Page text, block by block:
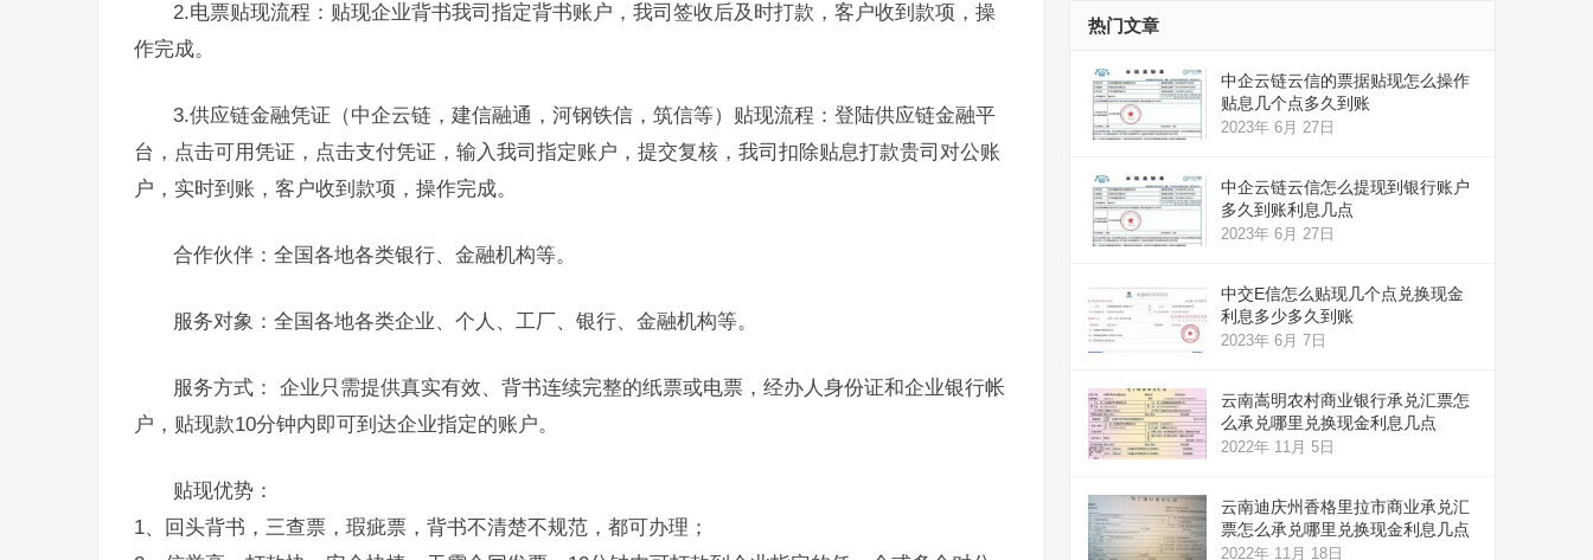
2.电票贴现流程：贴现企业背书我司指定背书账户，我司签收后及时打款，客户收到款项，操
作完成。
3.供应链金融凭证（中企云链，建信融通，河钢铁信，筑信等）贴现流程：登陆供应链金融平
台，点击可用凭证，点击支付凭证，输入我司指定账户，提交复核，我司扣除贴息打款贵司对公账
户，实时到账，客户收到款项，操作完成。
合作伙伴：全国各地各类银行、金融机构等。
服务对象：全国各地各类企业、个人、工厂、银行、金融机构等。
服务方式： 企业只需提供真实有效、背书连续完整的纸票或电票，经办人身份证和企业银行帐
户，贴现款10分钟内即可到达企业指定的账户。
贴现优势：
1、回头背书，三查票，瑕疵票，背书不清楚不规范，都可办理；
热门文章
中企云链云信的票据贴现怎么操作
贴息几个点多久到账
2023年 6月 27日
中企云链云信怎么提现到银行账户
多久到账利息几点
2023年 6月 27日
中交E信怎么贴现几个点兑换现金
利息多少多久到账
2023年 6月 7日
云南嵩明农村商业银行承兑汇票怎
么承兑哪里兑换现金利息几点
2022年 11月 5日
云南迪庆州香格里拉市商业承兑汇
票怎么承兑哪里兑换现金利息几点
2022年 11月 18日